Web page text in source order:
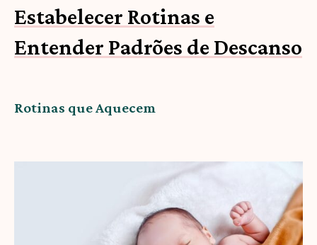
Estabelecer Rotinas e
Entender Padrões de Descanso
Rotinas que Aquecem